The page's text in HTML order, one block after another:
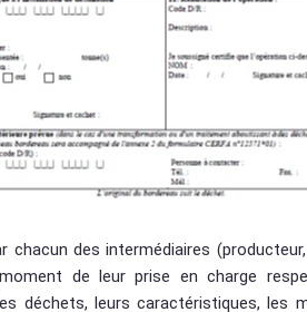
chacun des intermédiaires
de leur prise en charge
déchets, leurs caractéristiques, les